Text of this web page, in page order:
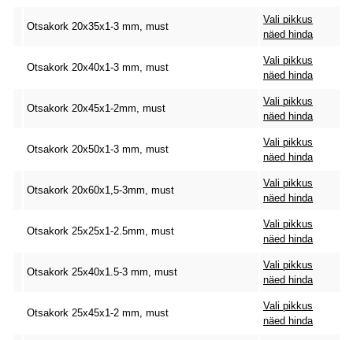
Otsakork 20x35x1-3 mm, must
Vali pikkus
näed hinda
Otsakork 20x40x1-3 mm, must
Vali pikkus
näed hinda
Otsakork 20x45x1-2mm, must
Vali pikkus
näed hinda
Otsakork 20x50x1-3 mm, must
Vali pikkus
näed hinda
Otsakork 20x60x1,5-3mm, must
Vali pikkus
näed hinda
Otsakork 25x25x1-2.5mm, must
Vali pikkus
näed hinda
Otsakork 25x40x1.5-3 mm, must
Vali pikkus
näed hinda
Otsakork 25x45x1-2 mm, must
Vali pikkus
näed hinda